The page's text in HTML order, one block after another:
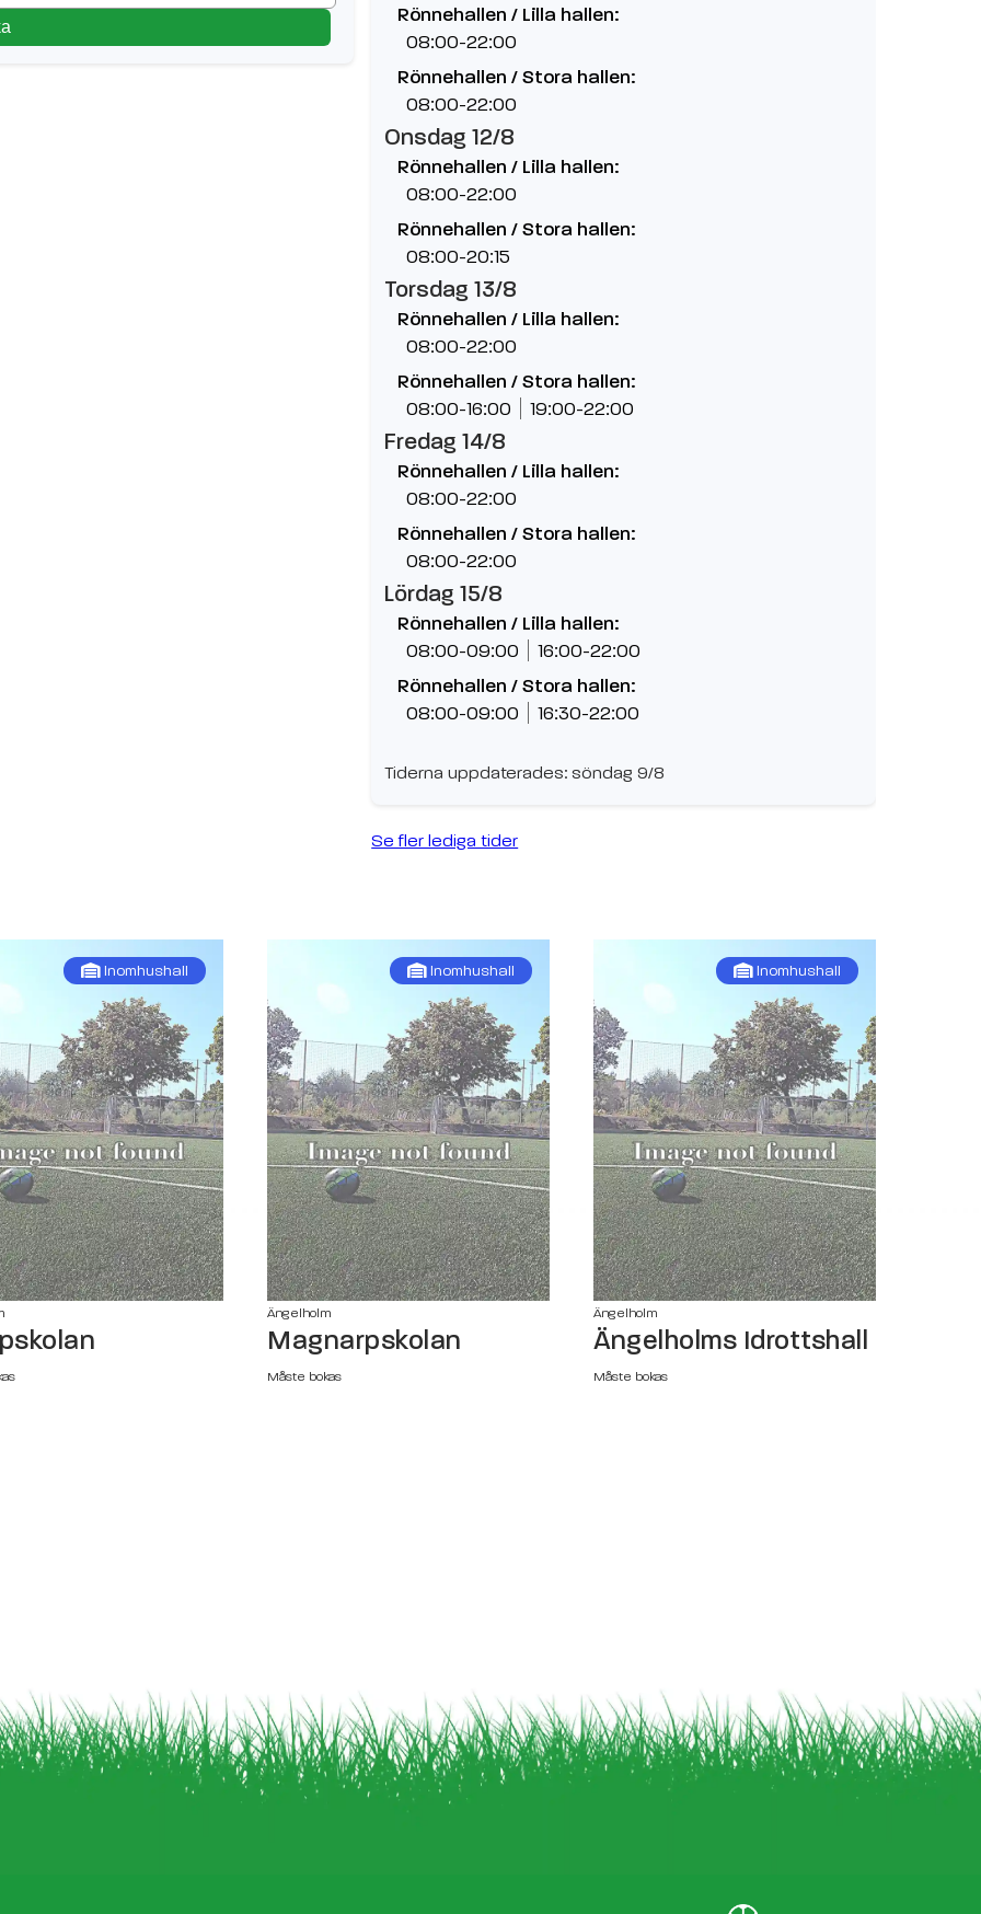
Rönnehallen / Lilla hallen:
08:00-22:00
Rönnehallen / Stora hallen:
08:00-22:00
Onsdag 12/8
Rönnehallen / Lilla hallen:
08:00-22:00
Rönnehallen / Stora hallen:
08:00-20:15
Torsdag 13/8
Rönnehallen / Lilla hallen:
08:00-22:00
Rönnehallen / Stora hallen:
08:00-16:00 19:00-22:00
Fredag 14/8
Rönnehallen / Lilla hallen:
08:00-22:00
Rönnehallen / Stora hallen:
08:00-22:00
Lördag 15/8
Rönnehallen / Lilla hallen:
08:00-09:00 16:00-22:00
Rönnehallen / Stora hallen:
08:00-09:00 16:30-22:00
Tiderna uppdaterades: söndag 9/8
Se fler lediga tider
Inomhushall Inomhushall
Ängelholm
Magnarpskolan
Måste bokas
Inomhushall
Ängelholm
Ängelholms Idrottshall
Måste bokas